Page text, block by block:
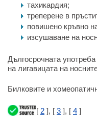
тахикардия;
треперене в
повишено кръвно
изсушаване на
Дългосрочната
на лигавицата на
Билковите и
[ 2 ], [ 3 ], [ 4 ]